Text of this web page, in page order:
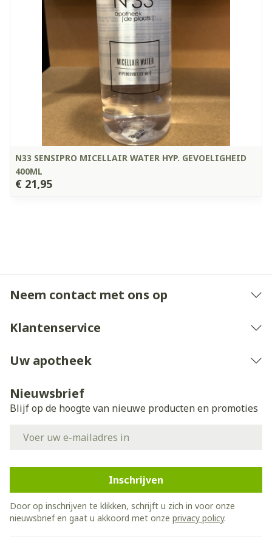
N33 SENSIPRO MICELLAIR WATER HYP. GEVOELIGHEID
400ML
€ 21,95
Neem contact met ons op
Klantenservice
Uw apotheek
Nieuwsbrief
Blijf op de hoogte van nieuwe producten en promoties
Inschrijven
Door op inschrijven te klikken, schrijft u zich in voor onze
nieuwsbrief en gaat u akkoord met onze privacy policy.